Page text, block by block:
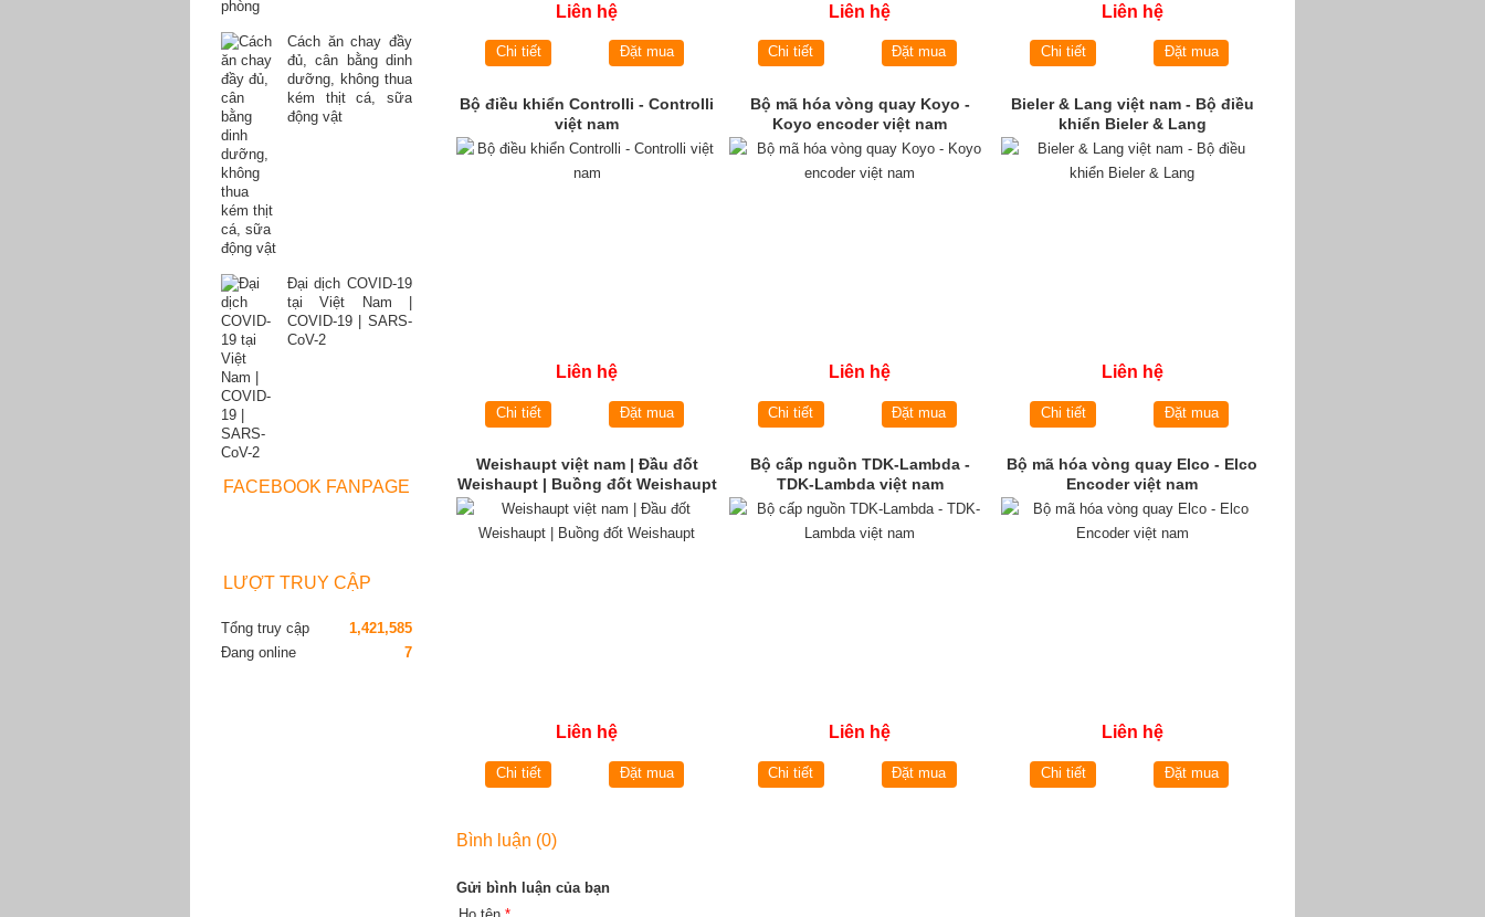
Liên hệ
Chi tiết Đặt mua
Liên hệ
Chi tiết Đặt mua
Liên hệ
Chi tiết Đặt mua
Bộ điều khiển Controlli - Controlli
việt nam
Liên hệ
Chi tiết Đặt mua
Bộ mã hóa vòng quay Koyo -
Koyo encoder việt nam
Liên hệ
Chi tiết Đặt mua
Bieler & Lang việt nam - Bộ điều
khiển Bieler & Lang
Liên hệ
Chi tiết Đặt mua
Weishaupt việt nam | Đầu đốt
Weishaupt | Buồng đốt Weishaupt
Liên hệ
Chi tiết Đặt mua
Bộ cấp nguồn TDK-Lambda -
TDK-Lambda việt nam
Liên hệ
Chi tiết Đặt mua
Bộ mã hóa vòng quay Elco - Elco
Encoder việt nam
Liên hệ
Chi tiết Đặt mua
Bình luận (0)
Gửi bình luận của bạn
Cách ăn chay đầy
đủ, cân bằng dinh
dưỡng, không thua
kém thịt cá, sữa
động vật
Đại dịch COVID-19
tại Việt Nam |
COVID-19 | SARS-
CoV-2
FACEBOOK FANPAGE
LƯỢT TRUY CẬP
Tổng truy cập
1,421,585
Đang online
7